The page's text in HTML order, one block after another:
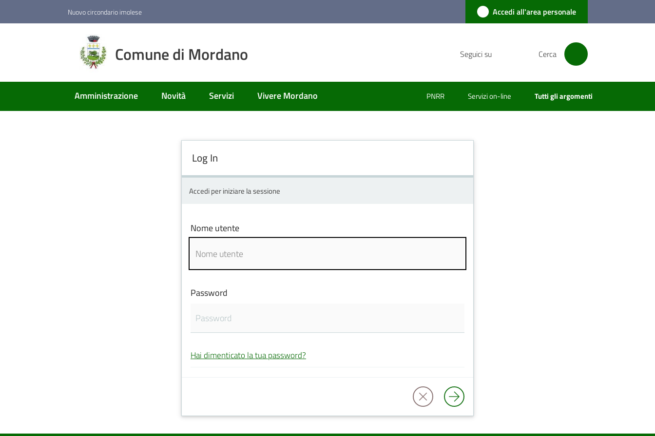
Nuovo circondario imolese Accedi all'area personale
Comune di Mordano Seguici su Cerca
Amministrazione Novità Servizi Vivere Mordano PNRR Servizi on-line Tutti gli argomenti
Log In
Accedi per iniziare la sessione
Nome utente
Password
Hai dimenticato la tua password?